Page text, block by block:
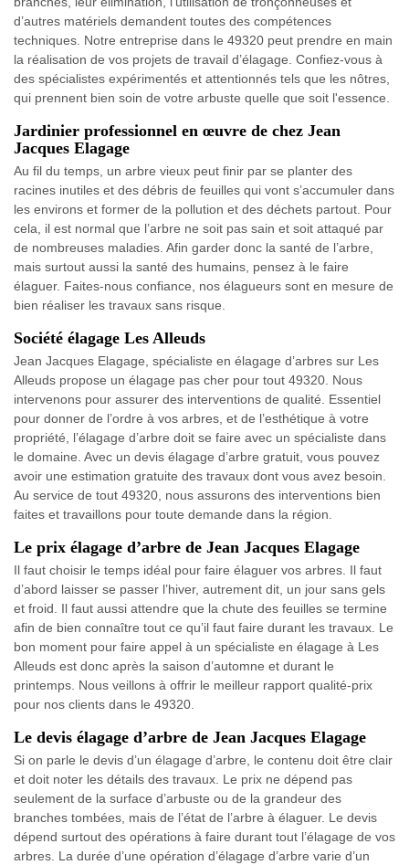
d’autres matériels demandent toutes des compétences
techniques. Notre entreprise dans le 49320 peut prendre en main
la réalisation de vos projets de travail d’élagage. Confiez-vous à
des spécialistes expérimentés et attentionnés tels que les nôtres,
qui prennent bien soin de votre arbuste quelle que soit l'essence.
Jardinier professionnel en œuvre de chez Jean
Jacques Elagage
Au fil du temps, un arbre vieux peut finir par se planter des
racines inutiles et des débris de feuilles qui vont s’accumuler dans
les environs et former de la pollution et des déchets partout. Pour
cela, il est normal que l’arbre ne soit pas sain et soit attaqué par
de nombreuses maladies. Afin garder donc la santé de l’arbre,
mais surtout aussi la santé des humains, pensez à le faire
élaguer. Faites-nous confiance, nos élagueurs sont en mesure de
bien réaliser les travaux sans risque.
Société élagage Les Alleuds
Jean Jacques Elagage, spécialiste en élagage d’arbres sur Les
Alleuds propose un élagage pas cher pour tout 49320. Nous
intervenons pour assurer des interventions de qualité. Essentiel
pour donner de l’ordre à vos arbres, et de l’esthétique à votre
propriété, l’élagage d’arbre doit se faire avec un spécialiste dans
le domaine. Avec un devis élagage d’arbre gratuit, vous pouvez
avoir une estimation gratuite des travaux dont vous avez besoin.
Au service de tout 49320, nous assurons des interventions bien
faites et travaillons pour toute demande dans la région.
Le prix élagage d’arbre de Jean Jacques Elagage
Il faut choisir le temps idéal pour faire élaguer vos arbres. Il faut
d’abord laisser se passer l’hiver, autrement dit, un jour sans gels
et froid. Il faut aussi attendre que la chute des feuilles se termine
afin de bien connaître tout ce qu’il faut faire durant les travaux. Le
bon moment pour faire appel à un spécialiste en élagage à Les
Alleuds est donc après la saison d’automne et durant le
printemps. Nous veillons à offrir le meilleur rapport qualité-prix
pour nos clients dans le 49320.
Le devis élagage d’arbre de Jean Jacques Elagage
Si on parle le devis d’un élagage d’arbre, le contenu doit être clair
et doit noter les détails des travaux. Le prix ne dépend pas
seulement de la surface d’arbuste ou de la grandeur des
branches tombées, mais de l’état de l’arbre à élaguer. Le devis
dépend surtout des opérations à faire durant tout l’élagage de vos
arbres. La durée d’une opération d’élagage d’arbre varie d’un